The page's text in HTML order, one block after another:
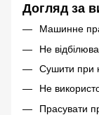
Догляд за
Машинне
Не
Сушити при
Не
Прасувати